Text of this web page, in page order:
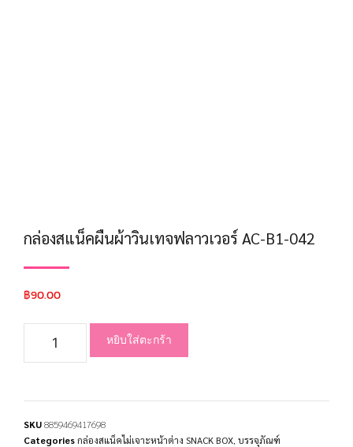
กล่องสแน็คผืนผ้าวินเทจฟลาวเวอร์ AC-B1-042
฿90.00
หยิบใส่ตะกร้า
SKU8859469417698
Categoriesกล่องสแน็คไม่เจาะหน้าต่าง SNACK BOX บรรจุภัณฑ์